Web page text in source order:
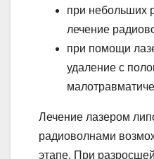
при небольших
лечение
при помощи
удаление с
Лечение лазером
радиоволнами
этапе. При